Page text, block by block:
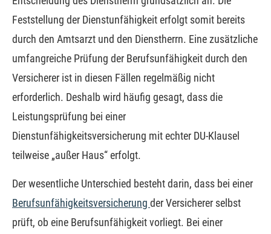
Feststellung der Dienstunfähigkeit erfolgt somit bereits
durch den Amtsarzt und den Dienstherrn. Eine zusätzliche
umfangreiche Prüfung der Berufs­unfähig­keit durch den
Versicherer ist in diesen Fällen regelmäßig nicht
erforderlich. Deshalb wird häufig gesagt, dass die
Leistungsprüfung bei einer
Dienstunfähigkeitsversicherung mit echter DU-Klausel
teilweise „außer Haus“ erfolgt.
Der wesentliche Unterschied besteht darin, dass bei einer
Berufs­unfähig­keitsversicherung der Versicherer selbst
prüft, ob eine Berufs­unfähig­keit vorliegt. Bei einer